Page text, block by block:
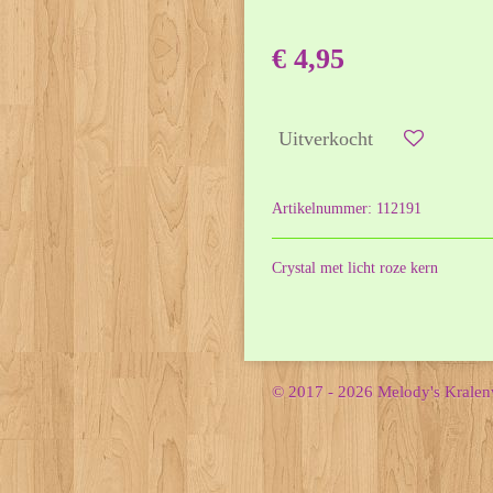
€ 4,95
Uitverkocht
Artikelnummer: 112191
Crystal met licht roze kern
© 2017 - 2026 Melody's